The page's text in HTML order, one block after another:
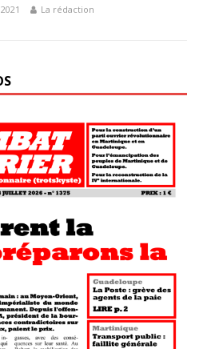
La rédaction